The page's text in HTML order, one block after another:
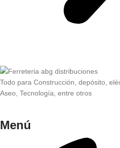
Todo para Construcción, depósito,
Aseo, Tecnología, entre otros
Menú